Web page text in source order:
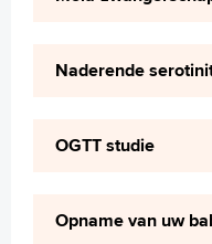
Naderende
OGTT studie
Opname van uw